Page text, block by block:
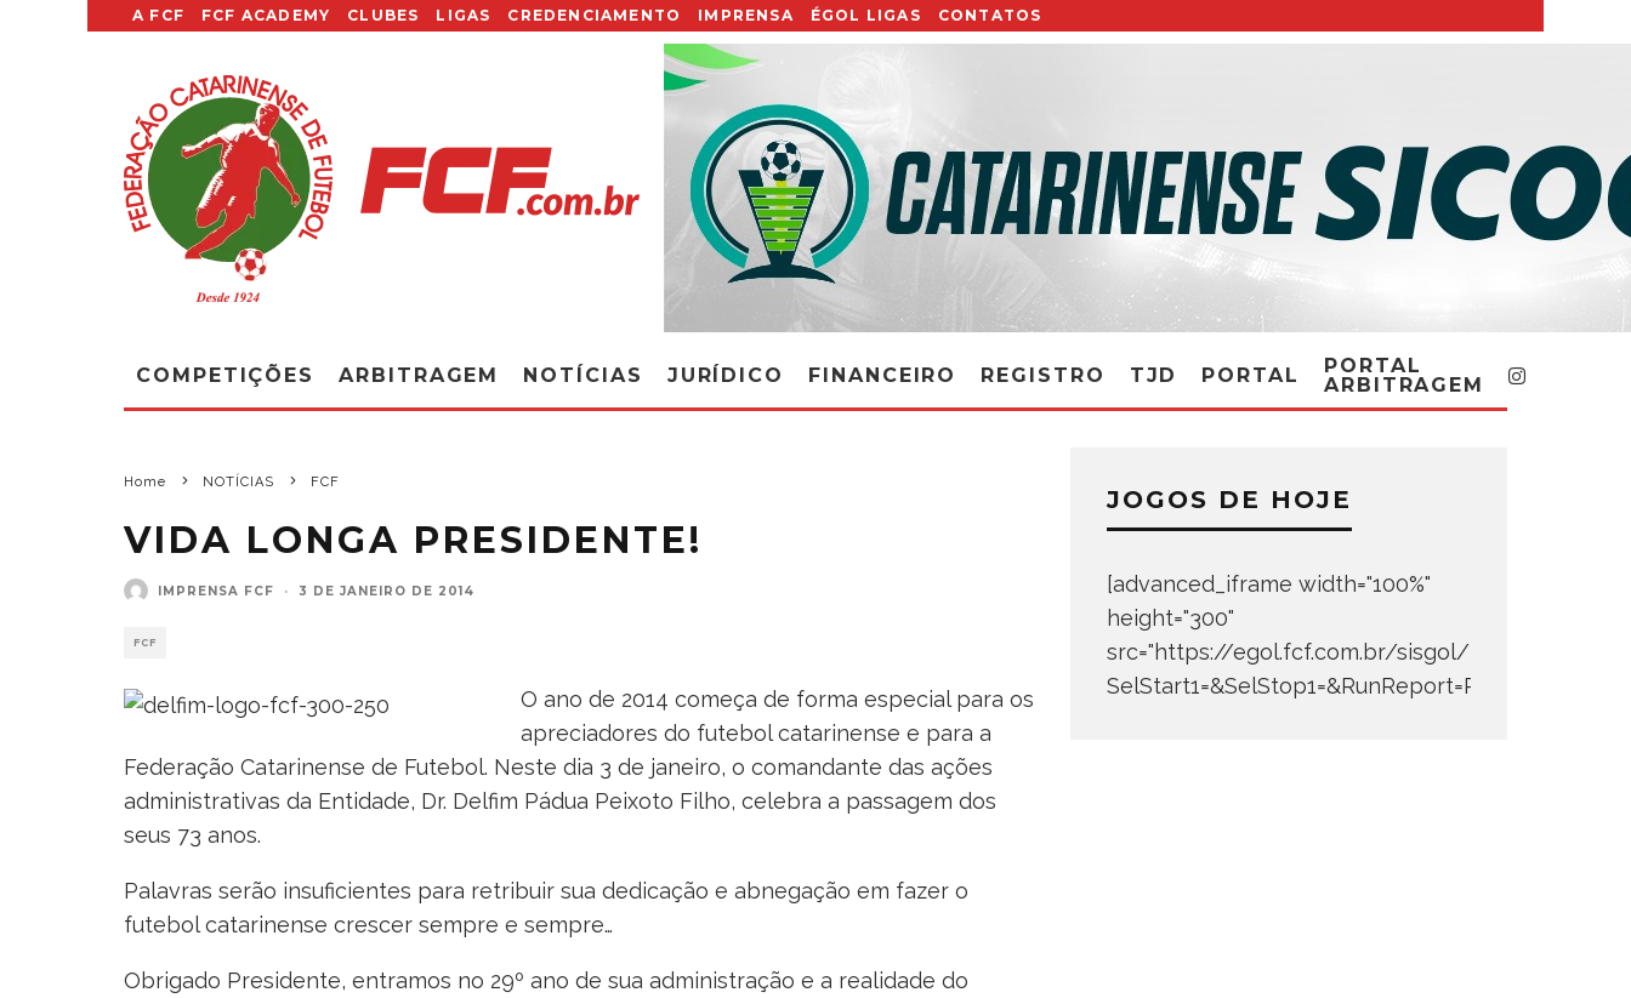
A FCF FCF ACADEMY CLUBES LIGAS CREDENCIAMENTO IMPRENSA ÉGOL LIGAS CONTATOS
COMPETIÇÕES ARBITRAGEM NOTÍCIAS JURÍDICO FINANCEIRO REGISTRO TJD PORTAL
PORTAL
ARBITRAGEM
Home NOTÍCIAS FCF
VIDA LONGA PRESIDENTE!
IMPRENSA FCF · 3 DE JANEIRO DE 2014
FCF
O ano de 2014 começa de forma especial para os
apreciadores do futebol catarinense e para a
Federação Catarinense de Futebol. Neste dia 3 de janeiro, o comandante das ações
administrativas da Entidade, Dr. Delfim Pádua Peixoto Filho, celebra a passagem dos
seus 73 anos.
Palavras serão insuficientes para retribuir sua dedicação e abnegação em fazer o
futebol catarinense crescer sempre e sempre…
Obrigado Presidente, entramos no 29º ano de sua administração e a realidade do
JOGOS DE HOJE
[advanced_iframe width="100%"
height="300"
src="https://egol.fcf.com.br/sisgol/
SelStart1=&SelStop1=&RunReport=Run+Report"]